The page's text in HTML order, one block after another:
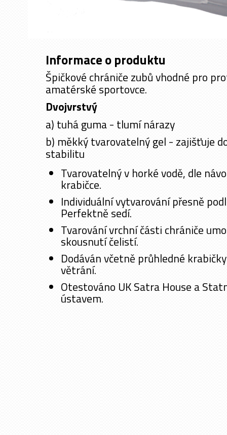
Informace o produktu
Špičkové chrániče zubů vhodné pro
amatérské sportovce.
Dvojvrstvý
a) tuhá guma - tlumí nárazy
b) měkký tvarovatelný gel - zajišťuje
stabilitu
Tvarovatelný v horké vodě, dle
krabičce.
Individuální vytvarování přesně
Perfektně sedí.
Tvarování vrchní části chrániče
skousnutí čelistí.
Dodáván včetně průhledné
větrání.
Otestováno UK Satra House a
ústavem.